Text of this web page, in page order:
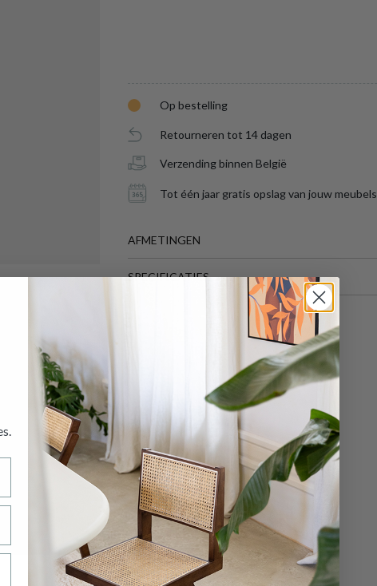
Op bestelling
Retourneren tot 14 dagen
Verzending binnen België
Tot één jaar gratis opslag van jouw meubels
AFMETINGEN
40 cm
30 cm
160 cm
27.9 kg
Meer afmetingen
SPECIFICATIES
is toegevoegd aan je winkelmandje
CALUNA NATUREL B40
en excl. verzendkosten